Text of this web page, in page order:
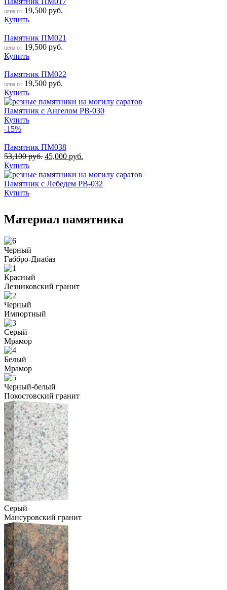
цена от 19,500 руб.
Купить
Памятник ПМ021
цена от 19,500 руб.
Купить
Памятник ПМ022
цена от 19,500 руб.
Купить
Памятник с Ангелом РВ-030
Купить
-15%
Памятник ПМ038
53,100руб. 45,000 руб.
Купить
Памятник с Лебедем РВ-032
Купить
Материал памятника
Черный
Габбро-Диабаз
Красный
Лезниковский гранит
Черный
Импортный
Серый
Мрамор
Белый
Мрамор
Черный-белый
Покостовский гранит
Серый
Мансуровский гранит